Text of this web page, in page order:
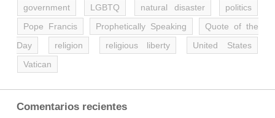
government
LGBTQ natural disaster
politics
Pope Francis
Prophetically Speaking
Quote of the
Day
religion religious liberty
United States
Vatican
Comentarios recientes